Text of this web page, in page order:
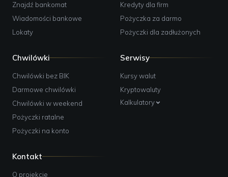
Znajdź bankomat
Wiadomości bankowe
Lokaty
Kredyty dla firm
Pożyczka za darmo
Pożyczki dla zadłużonych
Chwilówki
Chwilówki bez BIK
Darmowe chwilówki
Chwilówki w weekend
Pożyczki ratalne
Pożyczki na konto
Serwisy
Kursy walut
Kryptowaluty
Kalkulatory
Kontakt
O projekcie